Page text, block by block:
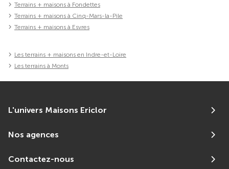
Terrains + maisons à Fondettes
Terrains + maisons à Cinq-Mars-la-Pile
Terrains + maisons à Esvres
Les terrains + maisons en Indre-et-Loire
Les terrains à Monts
L'univers Maisons Ericlor
Nos agences
Contactez-nous